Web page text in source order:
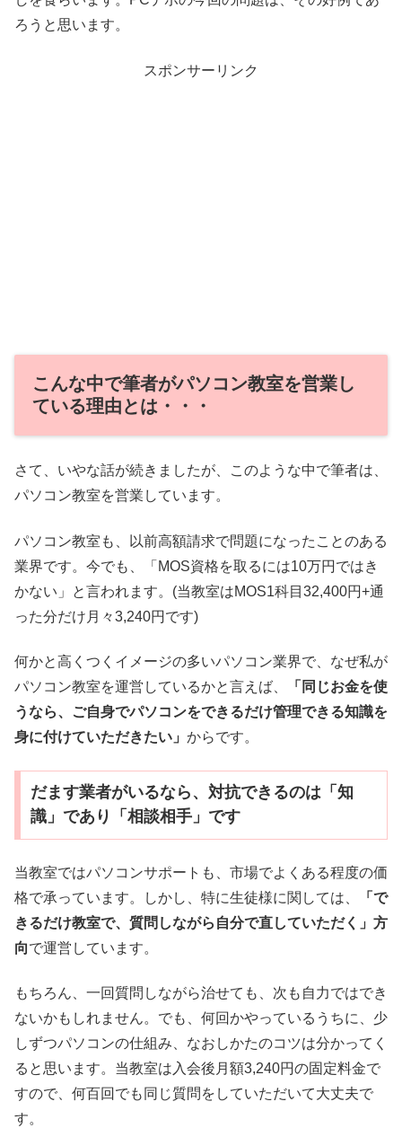
ろうと思います。
スポンサーリンク
こんな中で筆者がパソコン教室を営業し
ている理由とは・・・
さて、いやな話が続きましたが、このような中で筆者は、
パソコン教室を営業しています。
パソコン教室も、以前高額請求で問題になったことのある
業界です。今でも、「MOS資格を取るには10万円ではき
かない」と言われます。(当教室はMOS1科目32,400円+通
った分だけ月々3,240円です)
何かと高くつくイメージの多いパソコン業界で、なぜ私が
パソコン教室を運営しているかと言えば、
「同じお金を使
うなら、ご自身でパソコンをできるだけ管理できる知識を
身に付けていただきたい」 からです。
だます業者がいるなら、対抗できるのは「知
識」であり「相談相手」です
当教室ではパソコンサポートも、市場でよくある程度の価
格で承っています。しかし、特に生徒様に関しては、
「で
きるだけ教室で、質問しながら自分で直していただく」方
向で運営しています。
もちろん、一回質問しながら治せても、次も自力ではでき
ないかもしれません。でも、何回かやっているうちに、少
しずつパソコンの仕組み、なおしかたのコツは分かってく
ると思います。当教室は入会後月額3,240円の固定料金で
すので、何百回でも同じ質問をしていただいて大丈夫で
す。